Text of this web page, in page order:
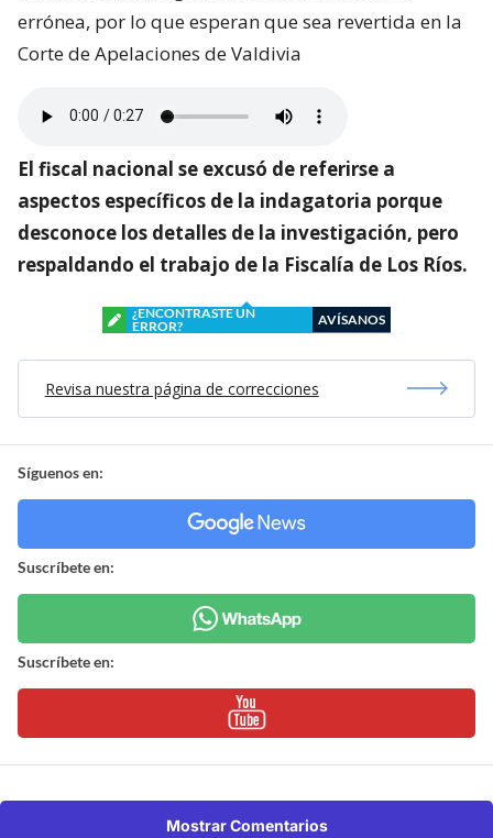
errónea, por lo que esperan que sea revertida en la
Corte de Apelaciones de Valdivia
El fiscal nacional se excusó de referirse a
aspectos específicos de la indagatoria porque
desconoce los detalles de la investigación, pero
respaldando el trabajo de la Fiscalía de Los Ríos.
¿ENCONTRASTE UN
ERROR?
AVÍSANOS
Revisa nuestra página de correcciones
Síguenos en:
Suscríbete en:
Suscríbete en:
Mostrar Comentarios